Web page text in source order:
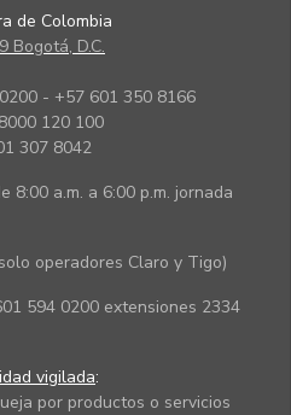
de Colombia
Bogotá, D.C.
- +57 601 350 8166
120 100
307 8042
8:00 a.m. a 6:00 p.m. jornada
operadores Claro y Tigo)
594 0200 extensiones 2334
vigilada:
por productos o servicios